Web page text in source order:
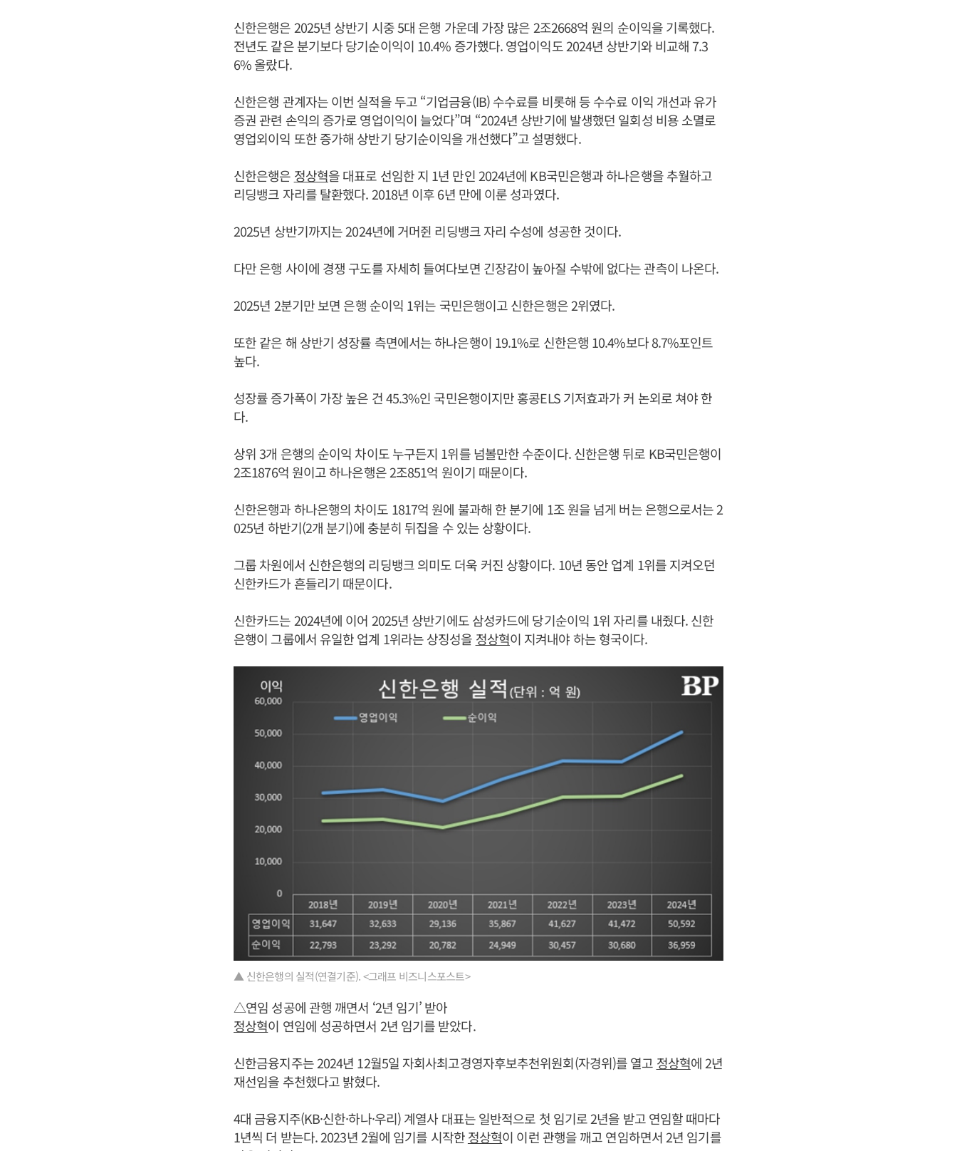
신한은행은 2025년 상반기 시중 5대 은행 가운데 가장 많은 2조2668억 원의 순이익을 기록했다.
전년도 같은 분기보다 당기순이익이 10.4% 증가했다. 영업이익도 2024년 상반기와 비교해 7.3
6% 올랐다.
신한은행 관계자는 이번 실적을 두고 “기업금융(IB) 수수료를 비롯해 등 수수료 이익 개선과 유가
증권 관련 손익의 증가로 영업이익이 늘었다”며 “2024년 상반기에 발생했던 일회성 비용 소멸로
영업외이익 또한 증가해 상반기 당기순이익을 개선했다”고 설명했다.
신한은행은 정상혁을 대표로 선임한 지 1년 만인 2024년에 KB국민은행과 하나은행을 추월하고
리딩뱅크 자리를 탈환했다. 2018년 이후 6년 만에 이룬 성과였다.
2025년 상반기까지는 2024년에 거머쥔 리딩뱅크 자리 수성에 성공한 것이다.
다만 은행 사이에 경쟁 구도를 자세히 들여다보면 긴장감이 높아질 수밖에 없다는 관측이 나온다.
2025년 2분기만 보면 은행 순이익 1위는 국민은행이고 신한은행은 2위였다.
또한 같은 해 상반기 성장률 측면에서는 하나은행이 19.1%로 신한은행 10.4%보다 8.7%포인트
높다.
성장률 증가폭이 가장 높은 건 45.3%인 국민은행이지만 홍콩ELS 기저효과가 커 논외로 쳐야 한
다.
상위 3개 은행의 순이익 차이도 누구든지 1위를 넘볼만한 수준이다. 신한은행 뒤로 KB국민은행이
2조1876억 원이고 하나은행은 2조851억 원이기 때문이다.
신한은행과 하나은행의 차이도 1817억 원에 불과해 한 분기에 1조 원을 넘게 버는 은행으로서는 2
025년 하반기(2개 분기)에 충분히 뒤집을 수 있는 상황이다.
그룹 차원에서 신한은행의 리딩뱅크 의미도 더욱 커진 상황이다. 10년 동안 업계 1위를 지켜오던
신한카드가 흔들리기 때문이다.
신한카드는 2024년에 이어 2025년 상반기에도 삼성카드에 당기순이익 1위 자리를 내줬다. 신한
은행이 그룹에서 유일한 업계 1위라는 상징성을 정상혁이 지켜내야 하는 형국이다.
▲ 신한은행의 실적(연결기준). <그래프 비즈니스포스트>
△연임 성공에 관행 깨면서 ‘2년 임기’ 받아
정상혁이 연임에 성공하면서 2년 임기를 받았다.
신한금융지주는 2024년 12월5일 자회사최고경영자후보추천위원회(자경위)를 열고 정상혁에 2년
재선임을 추천했다고 밝혔다.
4대 금융지주(KB·신한·하나·우리) 계열사 대표는 일반적으로 첫 임기로 2년을 받고 연임할 때마다
1년씩 더 받는다. 2023년 2월에 임기를 시작한정상혁이 이런 관행을 깨고 연임하면서 2년 임기를